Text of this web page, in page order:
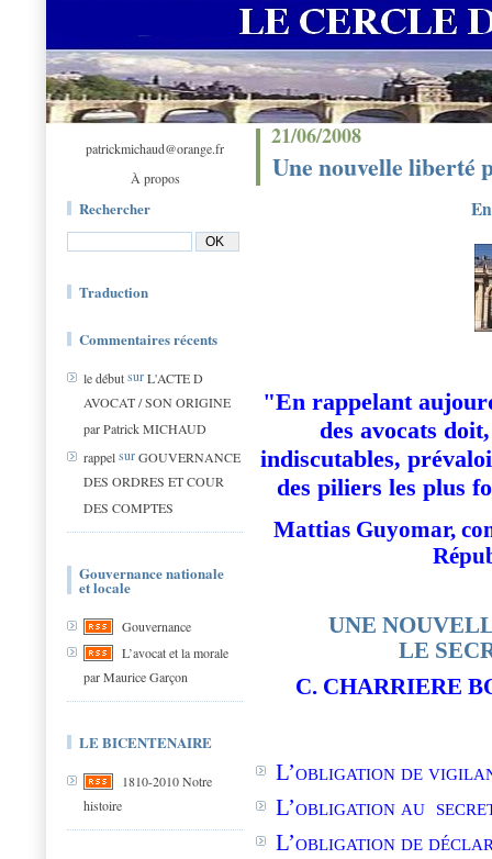
patrickmichaud@orange.fr
À propos
Rechercher
Traduction
Commentaires récents
le débutsurL'ACTE D
AVOCAT / SON ORIGINE
par Patrick MICHAUD
rappelsurGOUVERNANCE
DES ORDRES ET COUR
DES COMPTES
Gouvernance nationale
et locale
Gouvernance
L’avocat et la morale
par Maurice Garçon
LE BICENTENAIRE
1810-2010 Notre
histoire
21/06/2008
Une nouvelle liberté
"En rappelant
des avocats
indiscutables,
des piliers les plus
Mattias Guyomar,
UNE
LE
C. CHARRIERE
L’obligation de
L’obligation au
L’obligation de